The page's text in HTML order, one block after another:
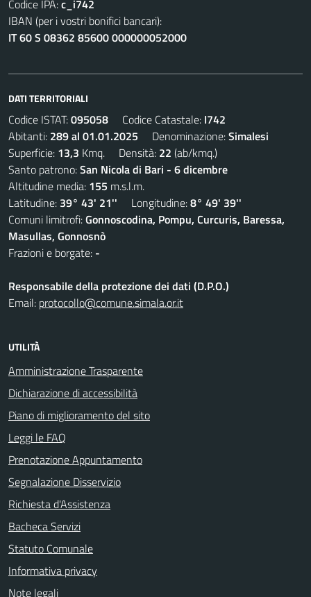
Codice IPA:c_i742
IBAN (per i vostri bonifici bancari):
IT 60 S 08362 85600 000000052000
DATI TERRITORIALI
Codice ISTAT:095058 Codice Catastale: I742
Abitanti: 289 al 01.01.2025 Denominazione:Simalesi
Superficie: 13,3 Kmq. Densità: 22 (ab/kmq.)
Santo patrono:San Nicola di Bari - 6 dicembre
Altitudine media: 155 m.s.l.m.
Latitudine: 39° 43' 21'' Longitudine:8° 49' 39''
Comuni limitrofi:Gonnoscodina, Pompu, Curcuris, Baressa,
Masullas, Gonnosnò
Frazioni e borgate: -
Responsabile della protezione dei dati (D.P.O.)
Email: protocollo@comune.simala.or.it
UTILITÀ
Amministrazione Trasparente
Dichiarazione di accessibilità
Piano di miglioramento del sito
Leggi le FAQ
Prenotazione Appuntamento
Segnalazione Disservizio
Richiesta d'Assistenza
Bacheca Servizi
Statuto Comunale
Informativa privacy
Note legali